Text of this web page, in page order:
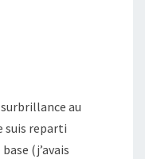
au
suis reparti
(j’avais